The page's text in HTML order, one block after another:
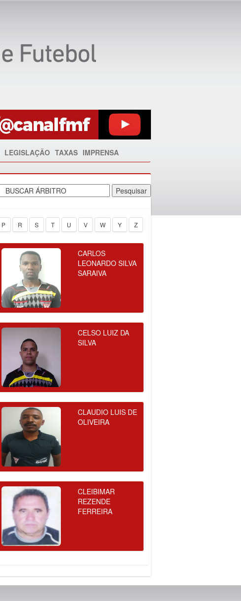
LEGISLAÇÃO TAXAS IMPRENSA
P R S T U V W Y Z
CARLOS
LEONARDO SILVA
SARAIVA
CELSO LUIZ DA
SILVA
CLAUDIO LUIS DE
OLIVEIRA
CLEIBIMAR
REZENDE
FERREIRA